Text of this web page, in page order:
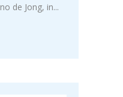
de Jong, in...